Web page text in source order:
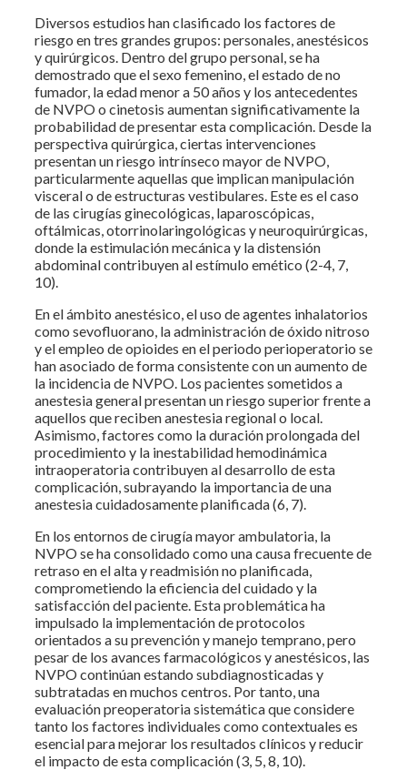
Diversos estudios han clasificado los factores de
riesgo en tres grandes grupos: personales, anestésicos
y quirúrgicos. Dentro del grupo personal, se ha
demostrado que el sexo femenino, el estado de no
fumador, la edad menor a 50 años y los antecedentes
de NVPO o cinetosis aumentan significativamente la
probabilidad de presentar esta complicación. Desde la
perspectiva quirúrgica, ciertas intervenciones
presentan un riesgo intrínseco mayor de NVPO,
particularmente aquellas que implican manipulación
visceral o de estructuras vestibulares. Este es el caso
de las cirugías ginecológicas, laparoscópicas,
oftálmicas, otorrinolaringológicas y neuroquirúrgicas,
donde la estimulación mecánica y la distensión
abdominal contribuyen al estímulo emético (2-4, 7,
10).
En el ámbito anestésico, el uso de agentes inhalatorios
como sevofluorano, la administración de óxido nitroso
y el empleo de opioides en el periodo perioperatorio se
han asociado de forma consistente con un aumento de
la incidencia de NVPO. Los pacientes sometidos a
anestesia general presentan un riesgo superior frente a
aquellos que reciben anestesia regional o local.
Asimismo, factores como la duración prolongada del
procedimiento y la inestabilidad hemodinámica
intraoperatoria contribuyen al desarrollo de esta
complicación, subrayando la importancia de una
anestesia cuidadosamente planificada (6, 7).
En los entornos de cirugía mayor ambulatoria, la
NVPO se ha consolidado como una causa frecuente de
retraso en el alta y readmisión no planificada,
comprometiendo la eficiencia del cuidado y la
satisfacción del paciente. Esta problemática ha
impulsado la implementación de protocolos
orientados a su prevención y manejo temprano, pero
pesar de los avances farmacológicos y anestésicos, las
NVPO continúan estando subdiagnosticadas y
subtratadas en muchos centros. Por tanto, una
evaluación preoperatoria sistemática que considere
tanto los factores individuales como contextuales es
esencial para mejorar los resultados clínicos y reducir
el impacto de esta complicación (3, 5, 8, 10).